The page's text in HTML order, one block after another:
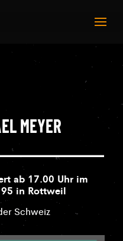
MEYER
ab 17.00 Uhr im
in Rottweil
Schweiz